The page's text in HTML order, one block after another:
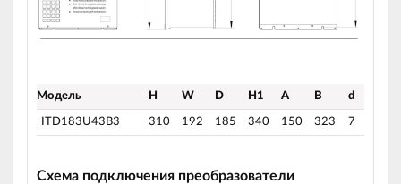
Модель H W D H1 A B d
ITD183U43B3 310 192 185 340 150 323 7
Схема подключения преобразователи